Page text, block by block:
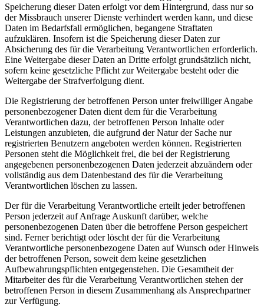
Speicherung dieser Daten erfolgt vor dem Hintergrund, dass nur so
der Missbrauch unserer Dienste verhindert werden kann, und diese
Daten im Bedarfsfall ermöglichen, begangene Straftaten
aufzuklären. Insofern ist die Speicherung dieser Daten zur
Absicherung des für die Verarbeitung Verantwortlichen erforderlich.
Eine Weitergabe dieser Daten an Dritte erfolgt grundsätzlich nicht,
sofern keine gesetzliche Pflicht zur Weitergabe besteht oder die
Weitergabe der Strafverfolgung dient.
Die Registrierung der betroffenen Person unter freiwilliger Angabe
personenbezogener Daten dient dem für die Verarbeitung
Verantwortlichen dazu, der betroffenen Person Inhalte oder
Leistungen anzubieten, die aufgrund der Natur der Sache nur
registrierten Benutzern angeboten werden können. Registrierten
Personen steht die Möglichkeit frei, die bei der Registrierung
angegebenen personenbezogenen Daten jederzeit abzuändern oder
vollständig aus dem Datenbestand des für die Verarbeitung
Verantwortlichen löschen zu lassen.
Der für die Verarbeitung Verantwortliche erteilt jeder betroffenen
Person jederzeit auf Anfrage Auskunft darüber, welche
personenbezogenen Daten über die betroffene Person gespeichert
sind. Ferner berichtigt oder löscht der für die Verarbeitung
Verantwortliche personenbezogene Daten auf Wunsch oder Hinweis
der betroffenen Person, soweit dem keine gesetzlichen
Aufbewahrungspflichten entgegenstehen. Die Gesamtheit der
Mitarbeiter des für die Verarbeitung Verantwortlichen stehen der
betroffenen Person in diesem Zusammenhang als Ansprechpartner
zur Verfügung.